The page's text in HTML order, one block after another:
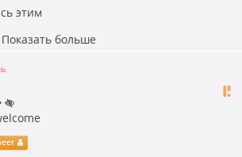
этим
больше
•